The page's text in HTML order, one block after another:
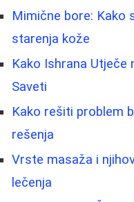
Mimične bore: Kako
starenja kože
Kako Ishrana Utječe
Saveti
Kako rešiti problem
rešenja
Vrste masaža i
lečenja